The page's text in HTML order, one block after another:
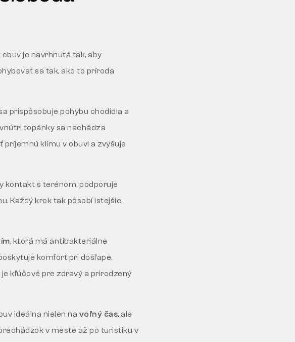
je navrhnutá tak, aby
sa tak, ako to príroda
prispôsobuje pohybu chodidla a
topánky sa nachádza
klímu v obuvi a zvyšuje
kontakt s terénom, podporuje
Každý krok tak pôsobí istejšie,
, ktorá má antibakteriálne
komfort pri došľape.
kľúčové pre zdravý a prirodzený
ideálna nielen na voľný čas, ale
v meste až po turistiku v